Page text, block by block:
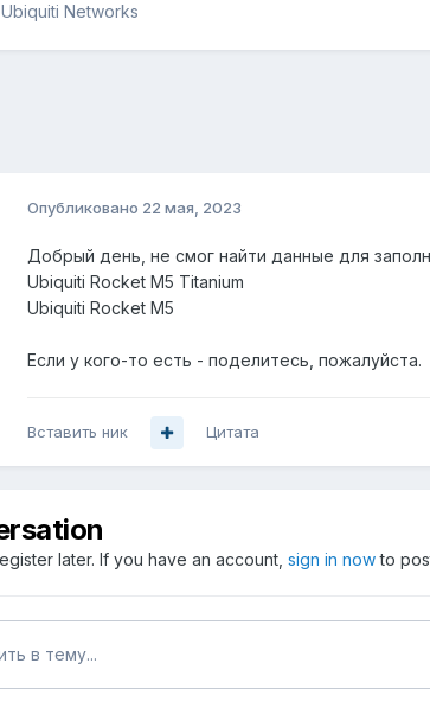
Ubiquiti Networks
Опубликовано 22 мая, 2023
Добрый день, не смог найти данные для
Ubiquiti Rocket M5 Titanium
Ubiquiti Rocket M5
Если у кого-то есть - поделитесь, пожалуйста.
Вставить ник Цитата
later. If you have an account, sign in nowto
в тему...